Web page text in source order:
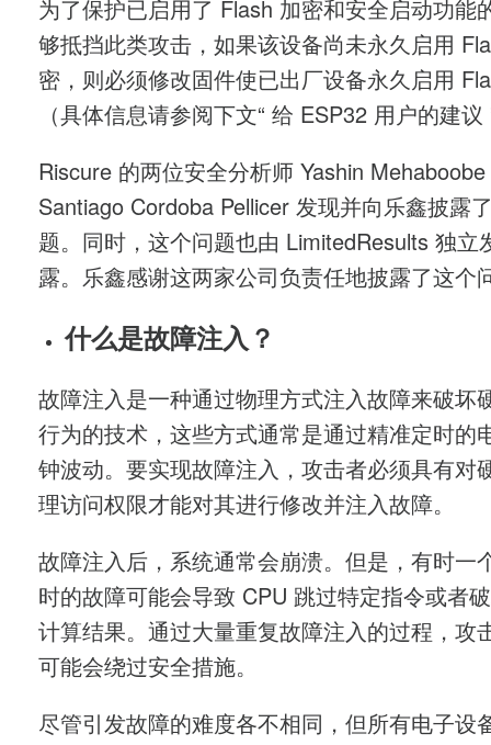
为了保护已启用了 Flash 加密和安全启动功能
够抵挡此类攻击，如果该设备尚未永久启用
密，则必须修改固件使已出厂设备永久启用
（具体信息请参阅下文“ 给 ESP32 用户的建议
Riscure 的两位安全分析师 Yashin Mehaboobe
Santiago Cordoba Pellicer 发现并向乐鑫披露
题。同时，这个问题也由 LimitedResults 独立
露。乐鑫感谢这两家公司负责任地披露了这个
什么是故障注入？
故障注入是一种通过物理方式注入故障来破坏
行为的技术，这些方式通常是通过精准定时的
钟波动。要实现故障注入，攻击者必须具有对
理访问权限才能对其进行修改并注入故障。
故障注入后，系统通常会崩溃。但是，有时一
时的故障可能会导致 CPU 跳过特定指令或者
计算结果。通过大量重复故障注入的过程，攻
可能会绕过安全措施。
尽管引发故障的难度各不相同，但所有电子设